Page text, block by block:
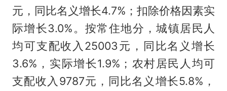
元，同比名义增长4.7%；扣除价格因素实
际增长3.0%。按常住地分，城镇居民人
均可支配收入25003元，同比名义增长
3.6%，实际增长1.9%；农村居民人均可
支配收入9787元，同比名义增长5.8%，